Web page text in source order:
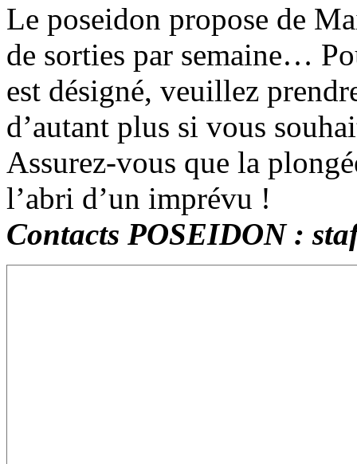
Le poseidon propose de
de sorties par semaine…
est désigné, veuillez
d’autant plus si vous
Assurez-vous que la
l’abri d’un imprévu !
Contacts POSEIDON :